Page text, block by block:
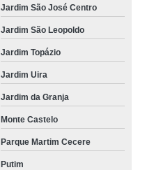
Jardim São José Centro
Jardim São Leopoldo
Jardim Topázio
Jardim Uira
Jardim da Granja
Monte Castelo
Parque Martim Cecere
Putim